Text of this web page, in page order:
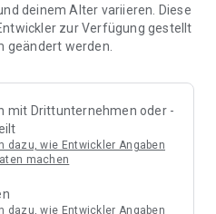
übernehmen: Importiere
und verwandle sie
& Freunden
deinem Alter variieren. Diese
zur Verfügung gestellt
geändert werden.
mit Drittunternehmen oder -
dazu, wie Entwickler Angaben
machen
dazu, wie Entwickler Angaben